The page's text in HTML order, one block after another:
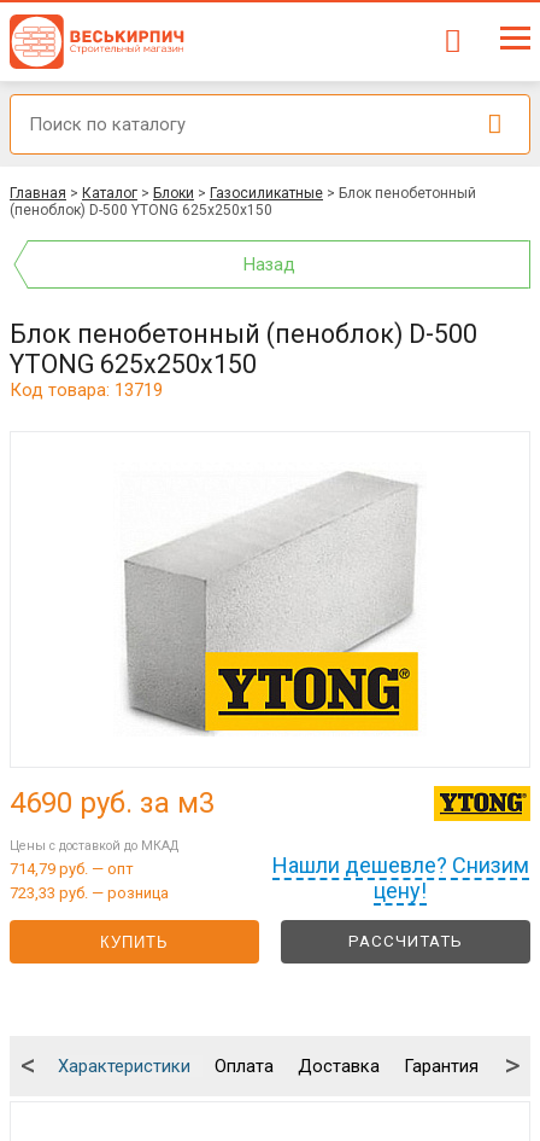
Главная > Каталог > Блоки > Газосиликатные > Блок пенобетонный
(пеноблок) D-500 YTONG 625х250х150
Назад
Блок пенобетонный (пеноблок) D-500
YTONG 625х250х150
Код товара: 13719
Нашли дешевле? Снизим
цену!
4690 руб. за м3
Цены с доставкой до МКАД
714,79 руб. — опт
723,33 руб. — розница
КУПИТЬ РАССЧИТАТЬ
Характеристики Оплата Доставка Гарантия
< >